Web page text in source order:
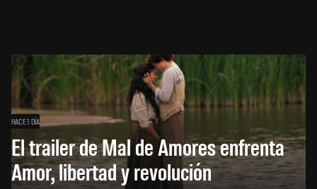
HACE 1 DÍA
El trailer de Mal de Amores enfrenta
Amor, libertad y revolución